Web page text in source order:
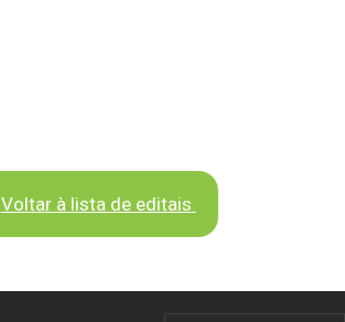
Voltar à lista de editais